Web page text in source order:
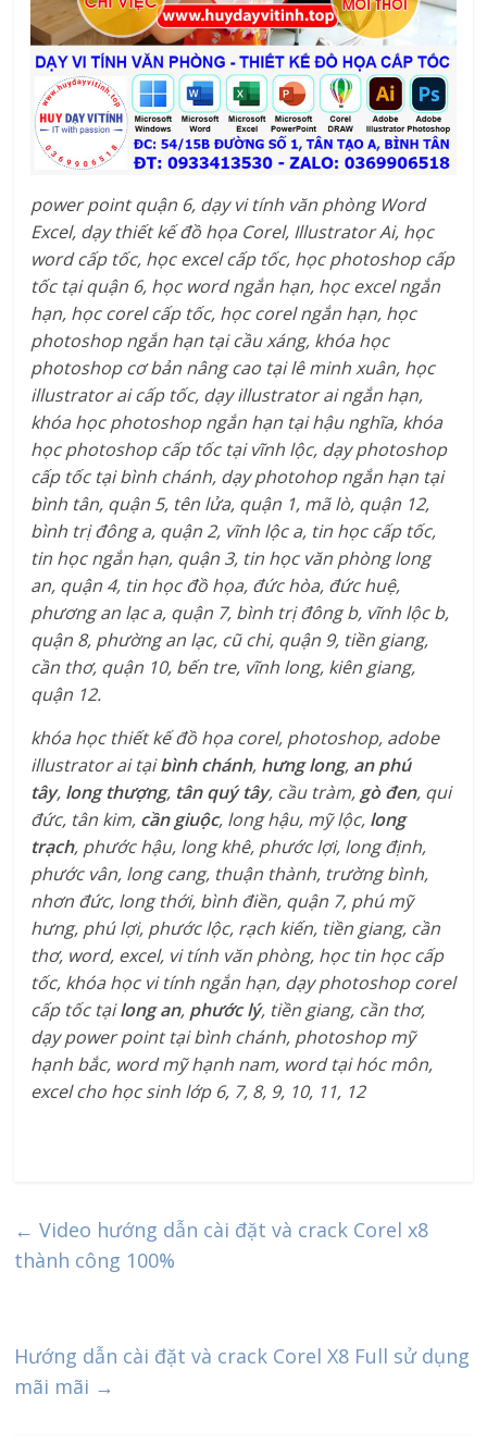
power point quận 6, dạy vi tính văn phòng Word
Excel, dạy thiết kế đồ họa Corel, Illustrator Ai, học
word cấp tốc, học excel cấp tốc, học photoshop cấp
tốc tại quận 6, học word ngắn hạn, học excel ngắn
hạn, học corel cấp tốc, học corel ngắn hạn, học
photoshop ngắn hạn tại cầu xáng, khóa học
photoshop cơ bản nâng cao tại lê minh xuân, học
illustrator ai cấp tốc, dạy illustrator ai ngắn hạn,
khóa học photoshop ngắn hạn tại hậu nghĩa, khóa
học photoshop cấp tốc tại vĩnh lộc, dạy photoshop
cấp tốc tại bình chánh, dạy photohop ngắn hạn tại
bình tân, quận 5, tên lửa, quận 1, mã lò, quận 12,
bình trị đông a, quận 2, vĩnh lộc a, tin học cấp tốc,
tin học ngắn hạn, quận 3, tin học văn phòng long
an, quận 4, tin học đồ họa, đức hòa, đức huệ,
phương an lạc a, quận 7, bình trị đông b, vĩnh lộc b,
quận 8, phường an lạc, cũ chi, quận 9, tiền giang,
cần thơ, quận 10, bến tre, vĩnh long, kiên giang,
quận 12.
khóa học thiết kế đồ họa corel, photoshop, adobe
illustrator ai tạibình chánh, hưng long, an phú
tây, long thượng, tân quý tây, cầu tràm, gò đen, qui
đức, tân kim, cần giuộc, long hậu, mỹ lộc, long
trạch, phước hậu, long khê, phước lợi, long định,
phước vân, long cang, thuận thành, trường bình,
nhơn đức, long thới, bình điền, quận 7, phú mỹ
hưng, phú lợi, phước lộc, rạch kiến, tiền giang, cần
thơ, word, excel, vi tính văn phòng, học tin học cấp
tốc, khóa học vi tính ngắn hạn, dạy photoshop corel
cấp tốc tạilong an, phước lý, tiền giang, cần thơ,
dạy power point tại bình chánh, photoshop mỹ
hạnh bắc, word mỹ hạnh nam, word tại hóc môn,
excel cho học sinh lớp 6, 7, 8, 9, 10, 11, 12
← Video hướng dẫn cài đặt và crack Corel x8
thành công 100%
Hướng dẫn cài đặt và crack Corel X8 Full sử dụng
mãi mãi →